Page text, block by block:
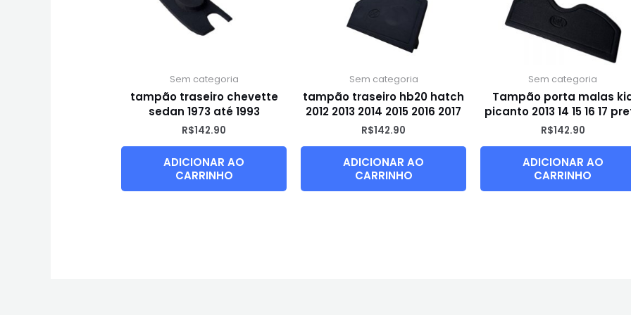
Sem categoria
tampão traseiro chevette
sedan 1973 até 1993
R$142.90
ADICIONAR AO
CARRINHO
Sem categoria
tampão traseiro hb20 hatch
2012 2013 2014 2015 2016 2017
R$142.90
ADICIONAR AO
CARRINHO
Sem categoria
Tampão porta malas
picanto 2013 14 15 16 17
R$142.90
ADICIONAR AO
CARRINHO